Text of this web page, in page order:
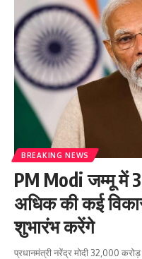
BREAKING NEWS
PM Modi जम्मू में
अधिक की कई
शुभारंभ करेंगे
प्रधानमंत्री नरेंद्र मोदी 32,000